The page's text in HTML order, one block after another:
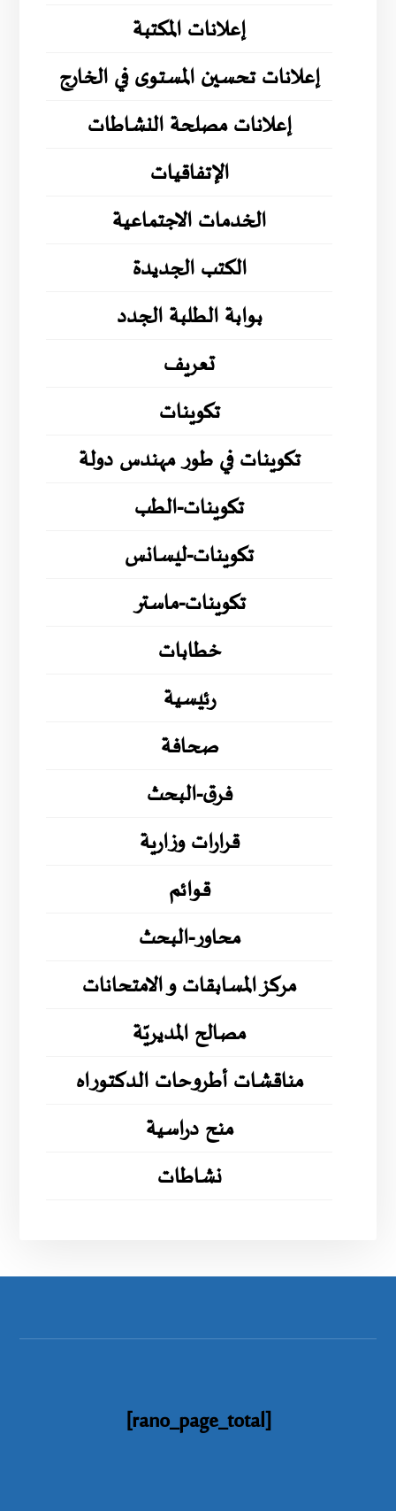
إعلانات المكتبة
إعلانات تحسين المستوى في الخارج
إعلانات مصلحة النشاطات
الإتفاقيات
الخدمات الاجتماعية
الكتب الجديدة
بوابة الطلبة الجدد
تعريف
تكوينات
تكوينات في طور مهندس دولة
تكوينات-الطب
تكوينات-ليسانس
تكوينات-ماستر
خطابات
رئيسية
صحافة
فرق-البحث
قرارات وزارية
قوائم
محاور-البحث
مركز المسابقات و الامتحانات
مصالح المديريّة
مناقشات أطروحات الدكتوراه
منح دراسية
نشاطات
[rano_page_total]